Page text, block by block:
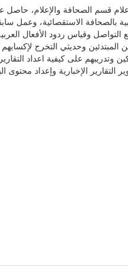
قسم الصحافة والإعلام، حاصل
بالصحافة الاستقصائية، وعمل
وقياس ردود الأفعال
وحديثي التخرج لإكسابهم
وتدريبهم على كيفية اعداد